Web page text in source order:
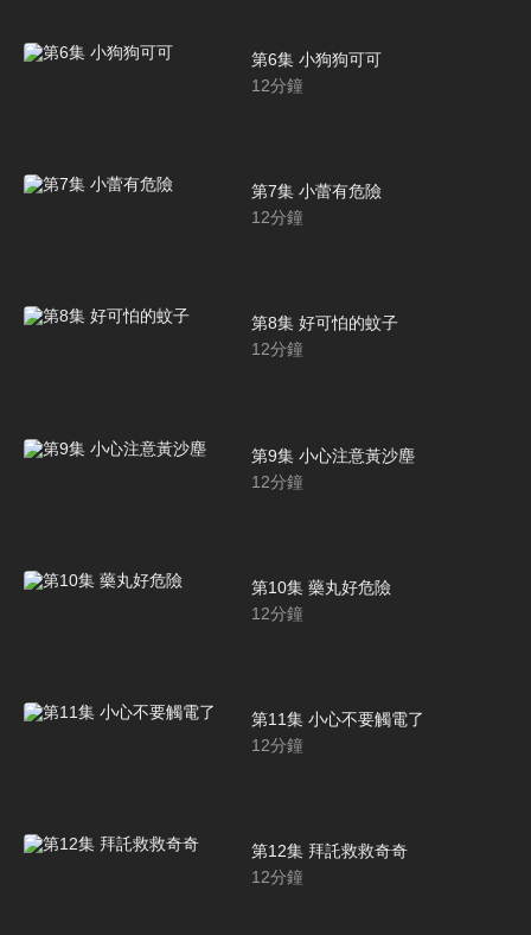
第6集 小狗狗可可
12分鐘
第7集 小蕾有危險
12分鐘
第8集 好可怕的蚊子
12分鐘
第9集 小心注意黃沙塵
12分鐘
第10集 藥丸好危險
12分鐘
第11集 小心不要觸電了
12分鐘
第12集 拜託救救奇奇
12分鐘